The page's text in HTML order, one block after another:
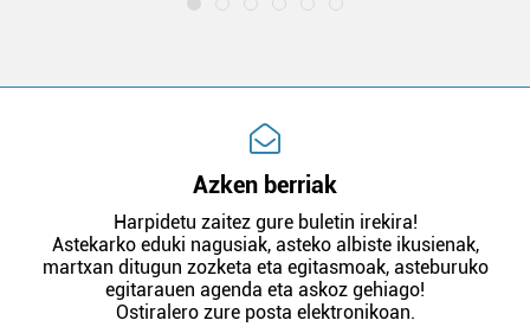
Azken berriak
Harpidetu zaitez gure buletin irekira!
Astekarko eduki nagusiak, asteko albiste ikusienak,
martxan ditugun zozketa eta egitasmoak, asteburuko
egitarauen agenda eta askoz gehiago!
Ostiralero zure posta elektronikoan.